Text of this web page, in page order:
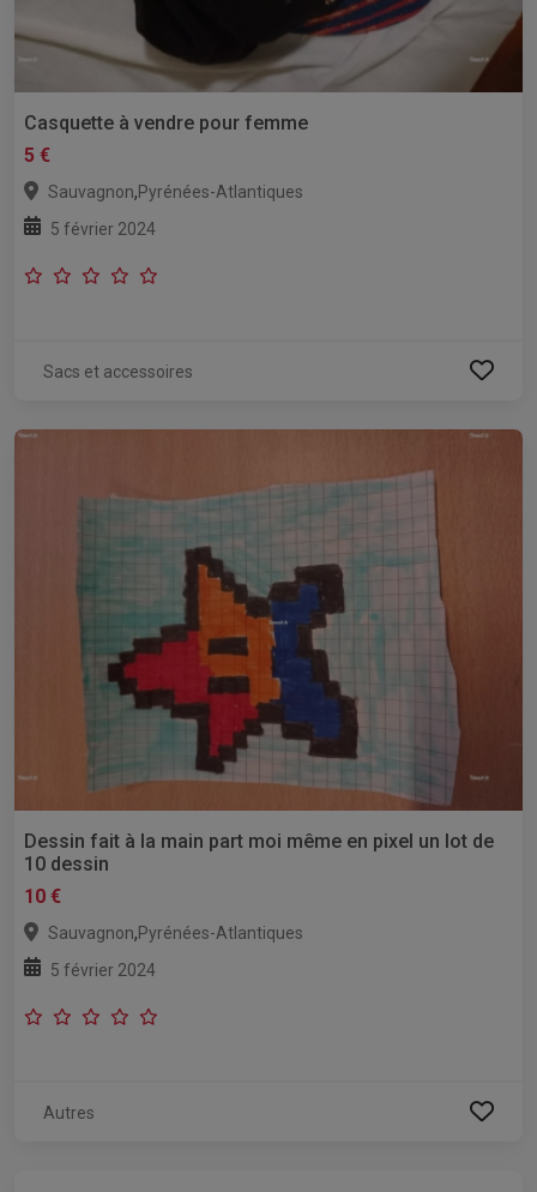
Casquette à vendre pour femme
5 €
Sauvagnon,Pyrénées-Atlantiques
5 février 2024
Sacs et accessoires
Dessin fait à la main part moi même en pixel un lot de
10 dessin
10 €
Sauvagnon,Pyrénées-Atlantiques
5 février 2024
Autres